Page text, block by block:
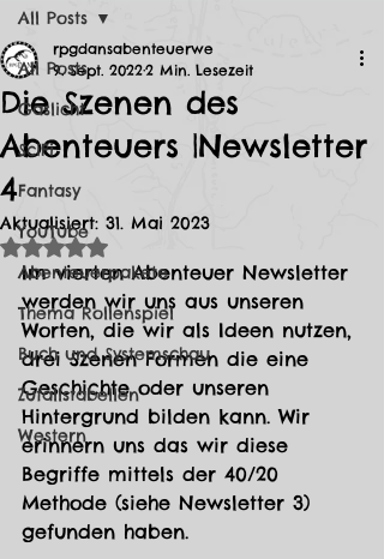
All Posts
Gaslicht
SciFi
Fantasy
YouTube
Abenteuerpakete
Thema Rollenspiel
Buch und Systemschau
Zufallstabellen
Western
All Posts
Die Szenen des
Abenteuers |Newsletter
4
rpgdansabenteuerwe
9. Sept. 20222 Min. Lesezeit
Aktualisiert: 31. Mai 2023
Mit NaN von 5 Sternen bewertet.
Im vierten Abenteuer Newsletter
werden wir uns aus unseren
Worten, die wir als Ideen nutzen,
drei Szenen Formen die eine
Geschichte oder unseren
Hintergrund bilden kann. Wir
erinnern uns das wir diese
Begriffe mittels der 40/20
Methode (siehe Newsletter 3)
gefunden haben.